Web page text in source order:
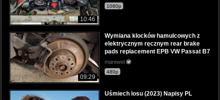
10:46
1080p
09:29
Wymiana klocków hamulcowych z
elektrycznym ręcznym rear brake
pads replacement EPB VW Passat B7
marewel
480p
Uśmiech losu (2023) Napisy PL